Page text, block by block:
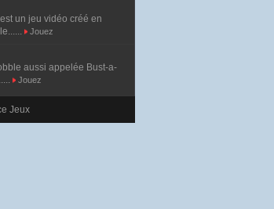
un jeu vidéo créé en
Jouez
aussi appelée Bust-a-
Jouez
Jeux